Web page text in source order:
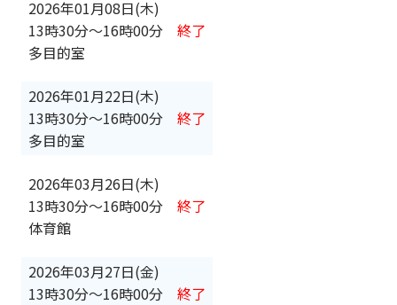
2026年01月08日(木)
13時30分〜16時00分
多目的室
終了
2026年01月22日(木)
13時30分〜16時00分
多目的室
終了
2026年03月26日(木)
13時30分〜16時00分
体育館
終了
2026年03月27日(金)
13時30分〜16時00分 終了